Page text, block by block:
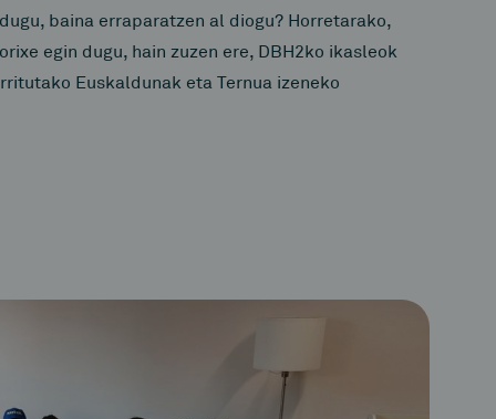
baina erraparatzen al diogu? Horretarako,
egin dugu, hain zuzen ere, DBH2ko ikasleok
Euskaldunak eta Ternua izeneko